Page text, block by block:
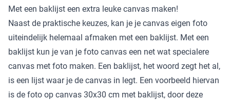
Met een baklijst een extra leuke canvas maken!
Naast de praktische keuzes, kan je je canvas eigen foto
uiteindelijk helemaal afmaken met een baklijst. Met een
baklijst kun je van je foto canvas een net wat specialere
canvas met foto maken. Een baklijst, het woord zegt het al,
is een lijst waar je de canvas in legt. Een voorbeeld hiervan
is de foto op canvas 30x30 cm met baklijst, door deze